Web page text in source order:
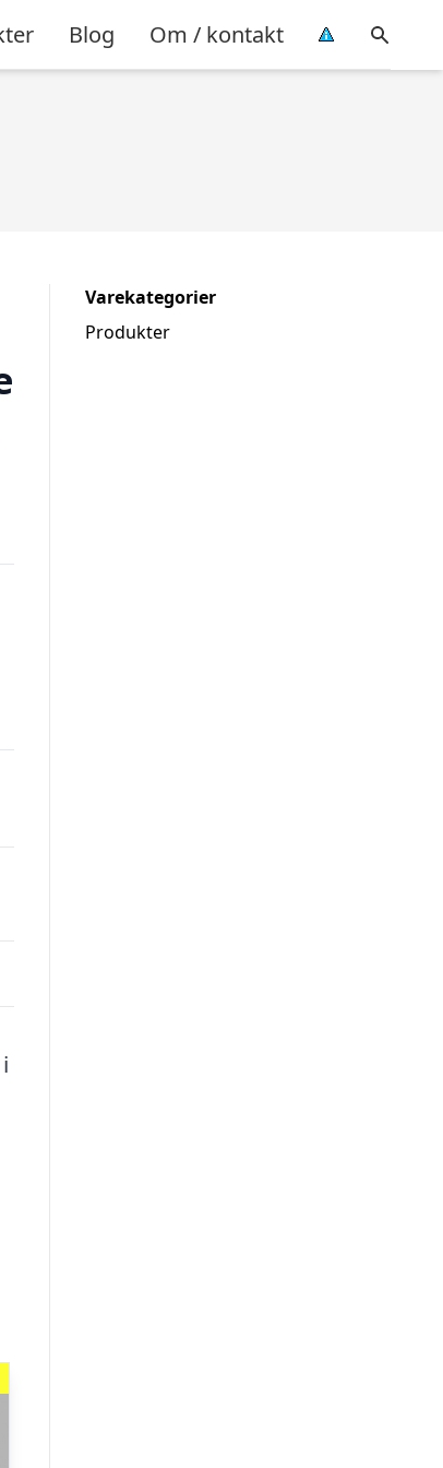
Blog Om / kontakt
Varekategorier
Produkter